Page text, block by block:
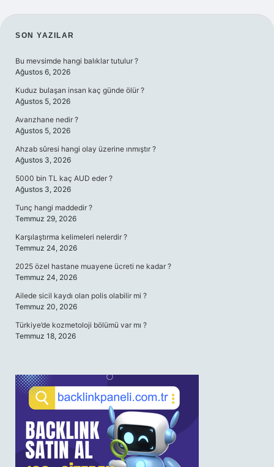
SIDEBAR
SON YAZILAR
Bu mevsimde hangi balıklar tutulur ?
Ağustos 6, 2026
Kuduz bulaşan insan kaç günde ölür ?
Ağustos 5, 2026
Avarızhane nedir ?
Ağustos 5, 2026
Ahzab sûresi hangi olay üzerine ınmıştır ?
Ağustos 3, 2026
5000 bin TL kaç AUD eder ?
Ağustos 3, 2026
Tunç hangi maddedir ?
Temmuz 29, 2026
Karşılaştırma kelimeleri nelerdir ?
Temmuz 24, 2026
2025 özel hastane muayene ücreti ne kadar ?
Temmuz 24, 2026
Ailede sicil kaydı olan polis olabilir mi ?
Temmuz 20, 2026
Türkiye’de kozmetoloji bölümü var mı ?
Temmuz 18, 2026